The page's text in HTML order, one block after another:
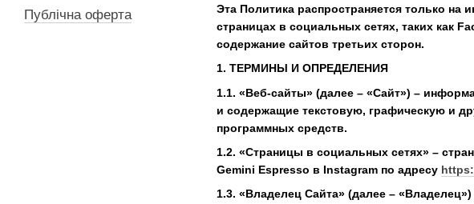
Эта Политика распространяется только
страницах в социальных сетях, таких как
содержание сайтов третьих сторон.
1. ТЕРМИНЫ И ОПРЕДЕЛЕНИЯ
1.1. «Веб-сайты» (далее – «Сайт») –
и содержащие текстовую, графическую и
программных средств.
1.2. «Страницы в социальных сетях» –
Gemini Espresso в Instagram по адресу
1.3. «Владелец Сайта» (далее –
Публічна оферта